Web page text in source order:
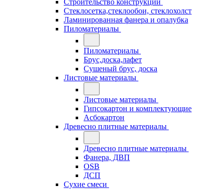
Строительство конструкций
Стеклосетка,стеклообои, стеклохолст
Ламинированная фанера и опалубка
Пиломатериалы
Пиломатериалы
Брус,доска,лафет
Сушеный брус, доска
Листовые материалы
Листовые материалы
Гипсокартон и комплектующие
Асбокартон
Древесно плитные материалы
Древесно плитные материалы
Фанера, ДВП
OSB
ДСП
Сухие смеси